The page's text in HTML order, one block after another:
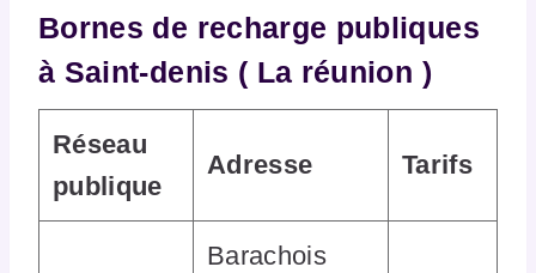
Bornes de recharge publiques
à Saint-denis ( La réunion )
Réseau
publique
Adresse Tarifs
Barachois